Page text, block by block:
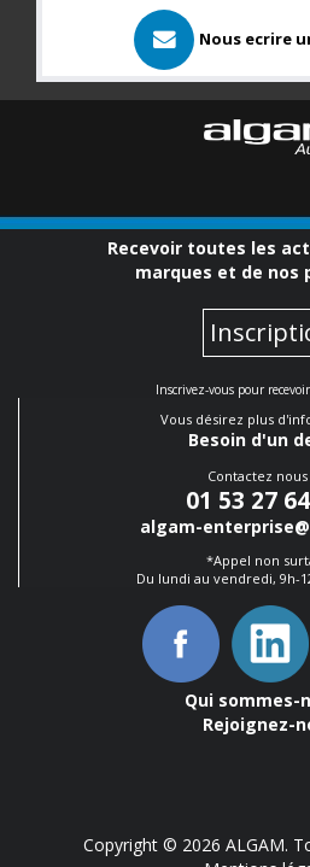
Nous ecrire
Recevoir toutes les
marques et de nos
Inscrivez-vous pour
Vous désirez plus
Besoin d'un
Contactez nous
01 53 27
algam-
*Appel non
Du lundi au vendredi, 9h-
Qui sommes-
Rejoignez-
Copyright © 2026 ALGAM.